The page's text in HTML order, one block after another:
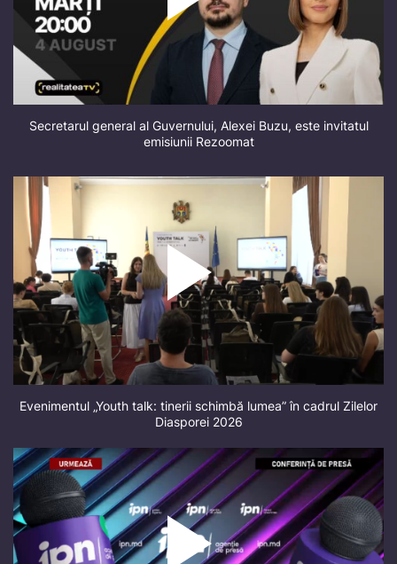
Secretarul general al Guvernului, Alexei Buzu, este invitatul
emisiunii Rezoomat
Evenimentul „Youth talk: tinerii schimbă lumea” în cadrul Zilelor
Diasporei 2026